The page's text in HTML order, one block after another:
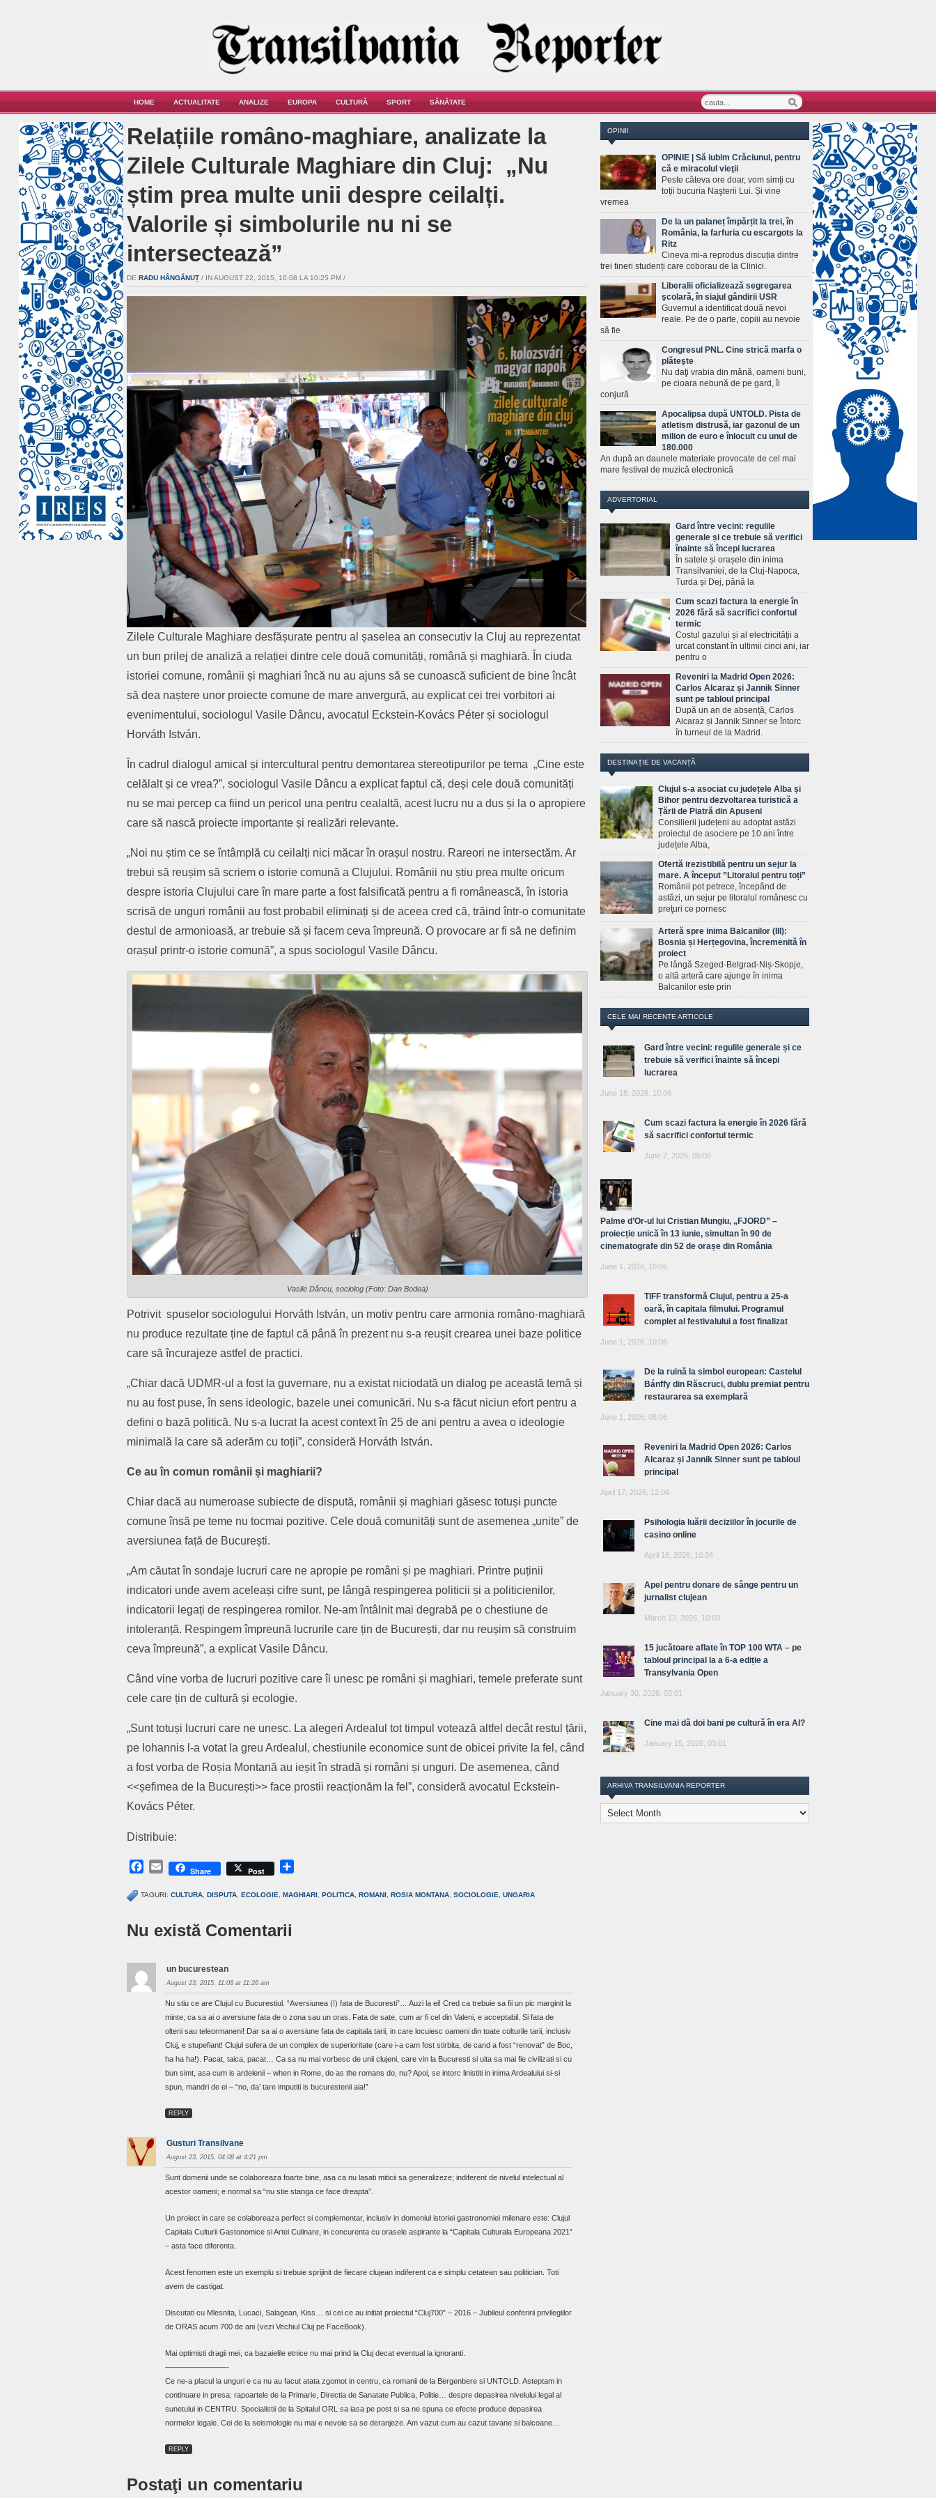
HOME ACTUALITATE ANALIZE EUROPA CULTURĂ SPORT SĂNĂTATE
Relațiile româno-maghiare, analizate la
Zilele Culturale Maghiare din Cluj: „Nu
știm prea multe unii despre ceilalți.
Valorile și simbolurile nu ni se
intersectează”
DE RADU HÂNGĂNUȚ / IN AUGUST 22, 2015, 10:08 LA 10:25 PM /
Zilele Culturale Maghiare desfășurate pentru al șaselea an consecutiv la Cluj au reprezentat
un bun prilej de analiză a relației dintre cele două comunități, română și maghiară. În ciuda
istoriei comune, românii și maghiari încă nu au ajuns să se cunoască suficient de bine încât
să dea naștere unor proiecte comune de mare anvergură, au explicat cei trei vorbitori ai
evenimentului, sociologul Vasile Dâncu, avocatul Eckstein-Kovács Péter și sociologul
Horváth István.
În cadrul dialogul amical și intercultural pentru demontarea stereotipurilor pe tema „Cine este
celălalt și ce vrea?”, sociologul Vasile Dâncu a explicat faptul că, deși cele două comunități
nu se mai percep ca fiind un pericol una pentru cealaltă, acest lucru nu a dus și la o apropiere
care să nască proiecte importante și realizări relevante.
„Noi nu știm ce se întâmplă cu ceilalți nici măcar în orașul nostru. Rareori ne intersectăm. Ar
trebui să reușim să scriem o istorie comună a Clujului. Românii nu știu prea multe oricum
despre istoria Clujului care în mare parte a fost falsificată pentru a fi românească, în istoria
scrisă de unguri românii au fost probabil eliminați și de aceea cred că, trăind într-o comunitate
destul de armonioasă, ar trebuie să și facem ceva împreună. O provocare ar fi să ne definim
orașul printr-o istorie comună”, a spus sociologul Vasile Dâncu.
Vasile Dâncu, sociolog (Foto: Dan Bodea)
Potrivit spuselor sociologului Horváth István, un motiv pentru care armonia româno-maghiară
nu produce rezultate ține de faptul că până în prezent nu s-a reușit crearea unei baze politice
care să încurajeze astfel de practici.
„Chiar dacă UDMR-ul a fost la guvernare, nu a existat niciodată un dialog pe această temă și
nu au fost puse, în sens ideologic, bazele unei comunicări. Nu s-a făcut niciun efort pentru a
defini o bază politică. Nu s-a lucrat la acest context în 25 de ani pentru a avea o ideologie
minimală la care să aderăm cu toții”, consideră Horváth István.
Ce au în comun românii și maghiarii?
Chiar dacă au numeroase subiecte de dispută, românii și maghiari găsesc totuși puncte
comune însă pe teme nu tocmai pozitive. Cele două comunități sunt de asemenea „unite” de
aversiunea față de București.
„Am căutat în sondaje lucruri care ne apropie pe români și pe maghiari. Printre puținii
indicatori unde avem aceleași cifre sunt, pe lângă respingerea politicii și a politicienilor,
indicatorii legați de respingerea romilor. Ne-am întâlnit mai degrabă pe o chestiune de
intoleranță. Respingem împreună lucrurile care țin de București, dar nu reușim să construim
ceva împreună”, a explicat Vasile Dâncu.
Când vine vorba de lucruri pozitive care îi unesc pe români și maghiari, temele preferate sunt
cele care țin de cultură și ecologie.
„Sunt totuși lucruri care ne unesc. La alegeri Ardealul tot timpul votează altfel decât restul țării,
pe Iohannis l-a votat la greu Ardealul, chestiunile economice sunt de obicei privite la fel, când
a fost vorba de Roșia Montană au ieșit în stradă și români și unguri. De asemenea, când
<<șefimea de la București>> face prostii reacționăm la fel”, consideră avocatul Eckstein-
Kovács Péter.
Distribuie:
Facebook
EmailShare Post
TAGURI: CULTURA DISPUTA ECOLOGIE MAGHIARI POLITICA ROMANI ROSIA MONTANA SOCIOLOGIE UNGARIA
Nu există Comentarii
un bucurestean
August 23, 2015, 11:08 at 11:26 am
Nu stiu ce are Clujul cu Bucurestiul. “Aversiunea (!) fata de Bucuresti”… Auzi la ei! Cred ca trebuie sa fii un pic marginit la
minte, ca sa ai o aversiune fata de o zona sau un oras. Fata de sate, cum ar fi cel din Valeni, e acceptabil. Si fata de
olteni sau teleormaneni! Dar sa ai o aversiune fata de capitala tarii, in care locuiesc oameni din toate colturile tarii, inclusiv
Cluj, e stupefiant! Clujul sufera de un complex de superioritate (care i-a cam fost stirbita, de cand a fost “renovat” de Boc,
ha ha ha!). Pacat, taica, pacat… Ca sa nu mai vorbesc de unii clujeni, care vin la Bucuresti si uita sa mai fie civilizati si cu
bun simt, asa cum is ardelenii – when in Rome, do as the romans do, nu? Apoi, se intorc linistiti in inima Ardealului si-si
spun, mandri de ei – “no, da’ tare imputiti is bucurestenii aia!”
REPLY
Gusturi Transilvane
August 23, 2015, 04:08 at 4:21 pm
Sunt domenii unde se colaboreaza foarte bine, asa ca nu lasati miticii sa generalizeze; indiferent de nivelul intelectual al
acestor oameni; e normal sa “nu stie stanga ce face dreapta”.
Un proiect in care se colaboreaza perfect si complementar, inclusiv in domeniul istoriei gastronomiei milenare este: Clujul
Capitala Culturii Gastonomice si Artei Culinare, in concurenta cu orasele aspirante la “Capitala Culturala Europeana 2021”
– asta face diferenta.
Acest fenomen este un exemplu si trebuie sprijinit de fiecare clujean indiferent ca e simplu cetatean sau politician. Toti
avem de castigat.
Discutati cu Mlesnita, Lucaci, Salagean, Kiss… si cei ce au initiat proiectul “Cluj700” – 2016 – Jubileul conferirii privilegiilor
de ORAS acum 700 de ani (vezi Vechiul Cluj pe FaceBook).
Mai optimisti dragii mei, ca bazaielile etnice nu mai prind la Cluj decat eventual la ignoranti.
————————-
Ce ne-a placul la unguri e ca nu au facut atata zgomot in centru, ca romanii de la Bergenbere si UNTOLD. Asteptam in
continuare in presa: rapoartele de la Primarie, Directia de Sanatate Publica, Politie… despre depasirea nivelului legal al
sunetului in CENTRU. Specialistii de la Spitalul ORL sa iasa pe post si sa ne spuna ce efecte produce depasirea
normelor legale. Cei de la seismologie nu mai e nevoie sa se deranjeze. Am vazut cum au cazut tavane si balcoane…
REPLY
Postaţi un comentariu
OPINII
OPINIE | Să iubim Crăciunul, pentru
că e miracolul vieţii
Peste câteva ore doar, vom simți cu
toții bucuria Naşterii Lui. Și vine
vremea
De la un palaneț împărțit la trei, în
România, la farfuria cu escargots la
Ritz
Cineva mi-a reprodus discuția dintre
trei tineri studenți care coborau de la Clinici.
Liberalii oficializează segregarea
şcolară, în siajul gândirii USR
Guvernul a identificat două nevoi
reale. Pe de o parte, copiii au nevoie
să fie
Congresul PNL. Cine strică marfa o
plăteşte
Nu daţi vrabia din mână, oameni buni,
pe cioara nebună de pe gard, îi
conjură
Apocalipsa după UNTOLD. Pista de
atletism distrusă, iar gazonul de un
milion de euro e înlocuit cu unul de
180.000
An după an daunele materiale provocate de cel mai
mare festival de muzică electronică
ADVERTORIAL
Gard între vecini: regulile
generale și ce trebuie să verifici
înainte să începi lucrarea
În satele și orașele din inima
Transilvaniei, de la Cluj-Napoca,
Turda și Dej, până la
Cum scazi factura la energie în
2026 fără să sacrifici confortul
termic
Costul gazului și al electricității a
urcat constant în ultimii cinci ani, iar
pentru o
Reveniri la Madrid Open 2026:
Carlos Alcaraz și Jannik Sinner
sunt pe tabloul principal
După un an de absență, Carlos
Alcaraz și Jannik Sinner se întorc
în turneul de la Madrid.
DESTINAȚIE DE VACANȚĂ
Clujul s-a asociat cu județele Alba și
Bihor pentru dezvoltarea turistică a
Țării de Piatră din Apuseni
Consilierii județeni au adoptat astăzi
proiectul de asociere pe 10 ani între
județele Alba,
Ofertă irezistibilă pentru un sejur la
mare. A început ”Litoralul pentru toți”
Românii pot petrece, începând de
astăzi, un sejur pe litoralul românesc cu
preţuri ce pornesc
Arteră spre inima Balcanilor (III):
Bosnia și Herțegovina, încremenită în
proiect
Pe lângă Szeged-Belgrad-Niș-Skopje,
o altă arteră care ajunge în inima
Balcanilor este prin
CELE MAI RECENTE ARTICOLE
Gard între vecini: regulile generale și ce
trebuie să verifici înainte să începi
lucrarea
June 18, 2026, 10:06
Cum scazi factura la energie în 2026 fără
să sacrifici confortul termic
June 2, 2026, 05:06
Palme d’Or-ul lui Cristian Mungiu, „FJORD” –
proiecție unică în 13 iunie, simultan în 90 de
cinematografe din 52 de orașe din România
June 1, 2026, 10:06
TIFF transformă Clujul, pentru a 25-a
oară, în capitala filmului. Programul
complet al festivalului a fost finalizat
June 1, 2026, 10:06
De la ruină la simbol european: Castelul
Bánffy din Răscruci, dublu premiat pentru
restaurarea sa exemplară
June 1, 2026, 08:06
Reveniri la Madrid Open 2026: Carlos
Alcaraz și Jannik Sinner sunt pe tabloul
principal
April 17, 2026, 12:04
Psihologia luării deciziilor în jocurile de
casino online
April 16, 2026, 10:04
Apel pentru donare de sânge pentru un
jurnalist clujean
March 12, 2026, 10:03
15 jucătoare aflate în TOP 100 WTA – pe
tabloul principal la a 6-a ediție a
Transylvania Open
January 30, 2026, 02:01
Cine mai dă doi bani pe cultură în era AI?
January 15, 2026, 03:01
ARHIVA TRANSILVANIA REPORTER
Arhiva
Transilvania